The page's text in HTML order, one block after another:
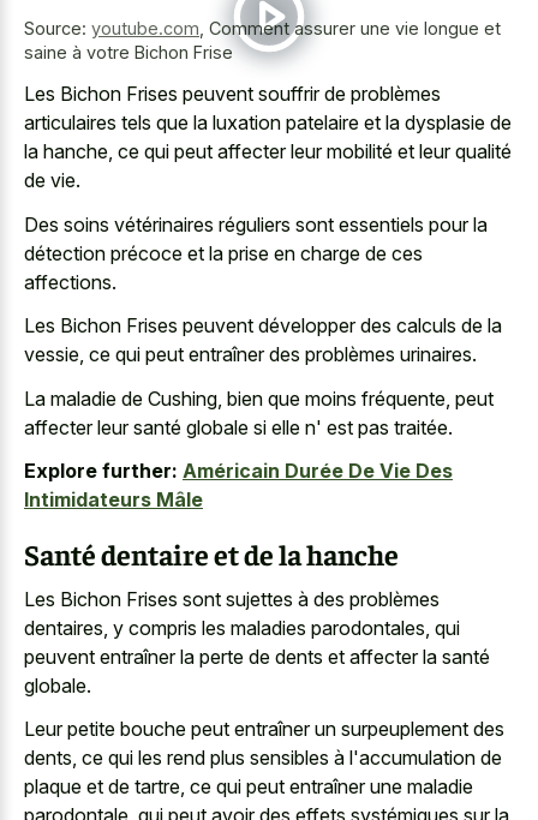
Source: youtube.com Comment assurer une vie longue et
saine à votre Bichon Frise
Les Bichon Frises peuvent souffrir de problèmes
articulaires tels que la luxation patelaire et la dysplasie de
la hanche, ce qui peut affecter leur mobilité et leur qualité
de vie.
Des soins vétérinaires réguliers sont essentiels pour la
détection précoce et la prise en charge de ces
affections.
Les Bichon Frises peuvent développer des calculs de la
vessie, ce qui peut entraîner des problèmes urinaires.
La maladie de Cushing, bien que moins fréquente, peut
affecter leur santé globale si elle n' est pas traitée.
Explore further: Américain Durée De Vie Des
Intimidateurs Mâle
Santé dentaire et de la hanche
Les Bichon Frises sont sujettes à des problèmes
dentaires, y compris les maladies parodontales, qui
peuvent entraîner la perte de dents et affecter la santé
globale.
Leur petite bouche peut entraîner un surpeuplement des
dents, ce qui les rend plus sensibles à l'accumulation de
plaque et de tartre, ce qui peut entraîner une maladie